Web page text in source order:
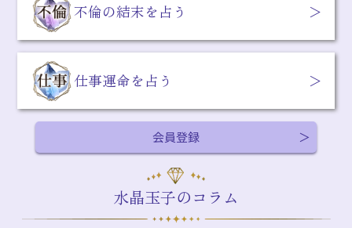
不倫の結末を占う
仕事運命を占う
会員登録
水晶玉子のコラム